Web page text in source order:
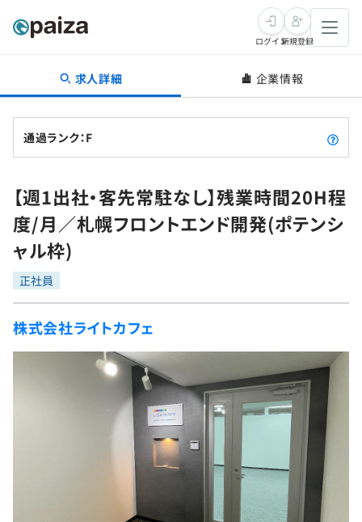
転職・キャリア
転職成功ガイド
転職エージェント
インタビュー
転職成功ガイド
新卒就活
求人検索
本選考
インターン
新卒エージェント
イベント・セミナー
学習
講座一覧
問題集
4択課題
スキルチェック
プログラミング言語
ゲーム・マンガ
Tech Team Journal
paizaとは？
ログイン新規登録
求人詳細 企業情報
通過ランク：F
【週1出社・客先常駐なし】残業時間20H程
度/月／札幌フロントエンド開発(ポテンシ
ャル枠)
正社員
株式会社ライトカフェ